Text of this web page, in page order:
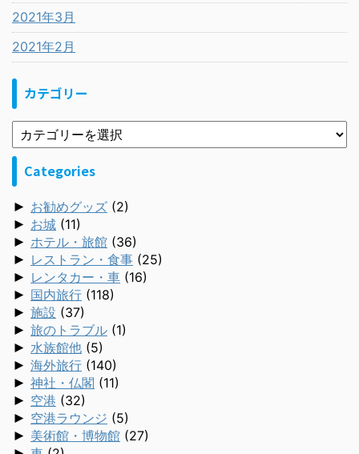
2021年3月
2021年2月
カテゴリー
Categories
► お勧めグッズ (2)
► お城 (11)
► ホテル・旅館 (36)
► レストラン・食事 (25)
► レンタカー・車 (16)
► 国内旅行 (118)
► 施設 (37)
► 旅のトラブル (1)
► 水族館他 (5)
► 海外旅行 (140)
► 神社・仏閣 (11)
► 空港 (32)
► 空港ラウンジ (5)
► 美術館・博物館 (27)